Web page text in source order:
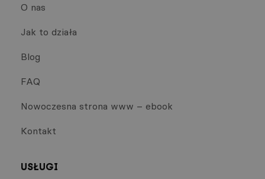
O nas
Jak to działa
Blog
FAQ
Nowoczesna strona www – ebook
Kontakt
USŁUGI